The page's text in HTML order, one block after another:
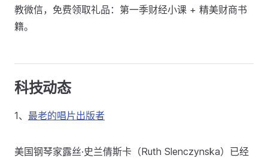
教微信，免费领取礼品：第一季财经小课 + 精美财商书
籍。
科技动态
1、 最老的唱片出版者
美国钢琴家露丝·史兰倩斯卡（Ruth Slenczynska）已经